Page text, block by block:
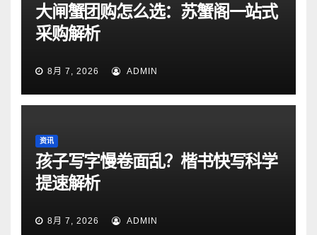
大闸蟹团购怎么选：苏蟹阁一站式
采购解析
8月 7, 2026 ADMIN
资讯
孩子写字慢卷面乱？楷书快写科学
提速解析
8月 7, 2026 ADMIN